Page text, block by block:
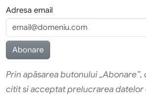
Adresa email
Prin apăsarea butonului
citit si acceptat prelucrarea datelor